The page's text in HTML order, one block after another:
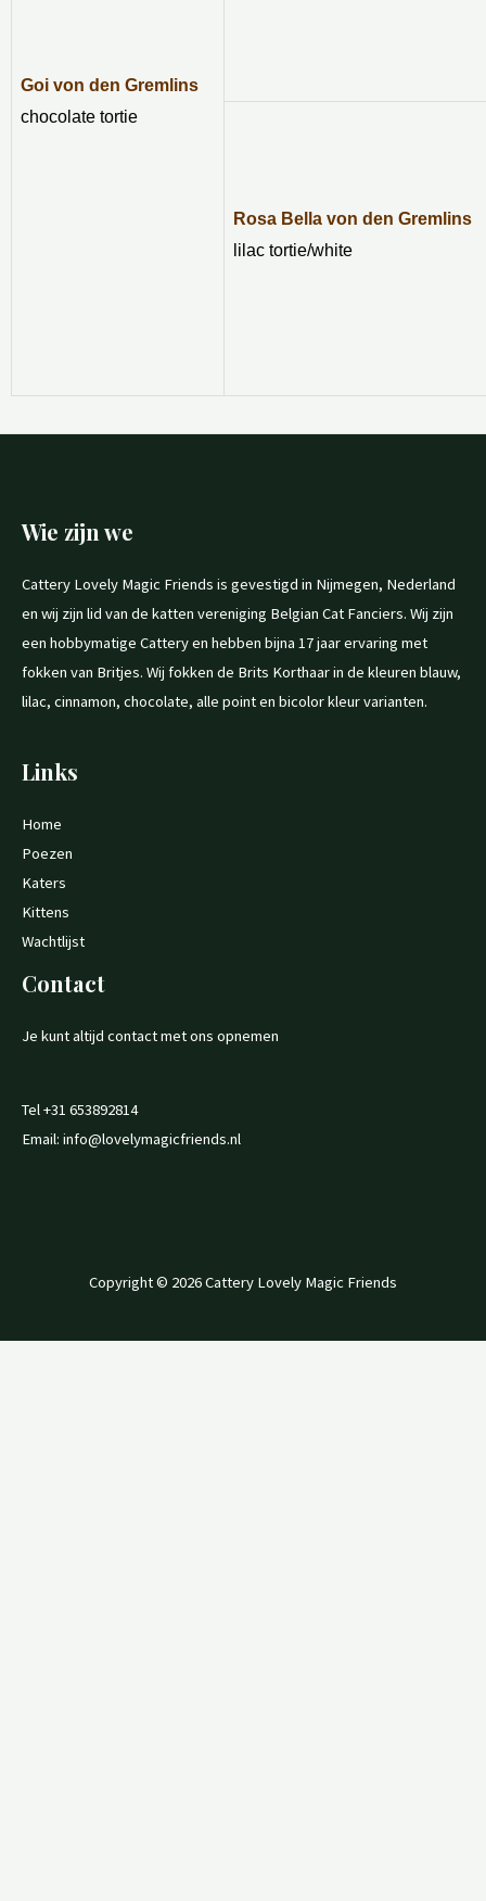
Goi von den Gremlins
chocolate tortie
Rosa Bella von den Gremlins
lilac tortie/white
Wie zijn we
Cattery Lovely Magic Friends is gevestigd in Nijmegen, Nederland
en wij zijn lid van de katten vereniging Belgian Cat Fanciers. Wij zijn
een hobbymatige Cattery en hebben bijna 17 jaar ervaring met
fokken van Britjes. Wij fokken de Brits Korthaar in de kleuren blauw,
lilac, cinnamon, chocolate, alle point en bicolor kleur varianten.
Links
Home
Poezen
Katers
Kittens
Wachtlijst
Contact
Je kunt altijd contact met ons opnemen
Tel +31 653892814
Email: info@lovelymagicfriends.nl
Copyright © 2026 Cattery Lovely Magic Friends